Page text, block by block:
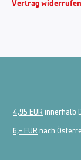
Vertrag widerrufen
4,95 EUR innerhalb
6,- EUR nach